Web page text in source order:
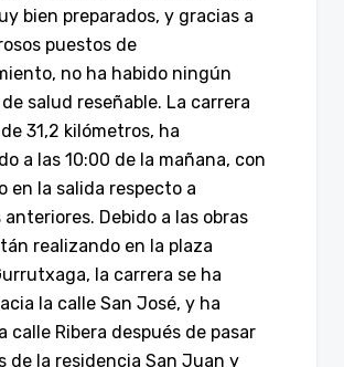
bien preparados, y gracias a
puestos de
no ha habido ningún
salud reseñable. La carrera
31,2 kilómetros, ha
a las 10:00 de la mañana, con
en la salida respecto a
Debido a las obras
realizando en la plaza
la carrera se ha
la calle San José, y ha
calle Ribera después de pasar
de la residencia San Juan y